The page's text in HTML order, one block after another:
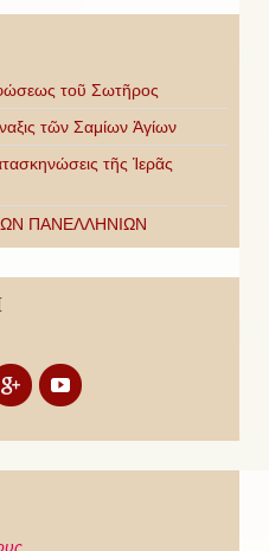
τοῦ Σωτῆρος
τῶν Σαμίων Ἁγίων
τῆς Ἱερᾶς
ΠΑΝΕΛΛΗΝΙΩΝ